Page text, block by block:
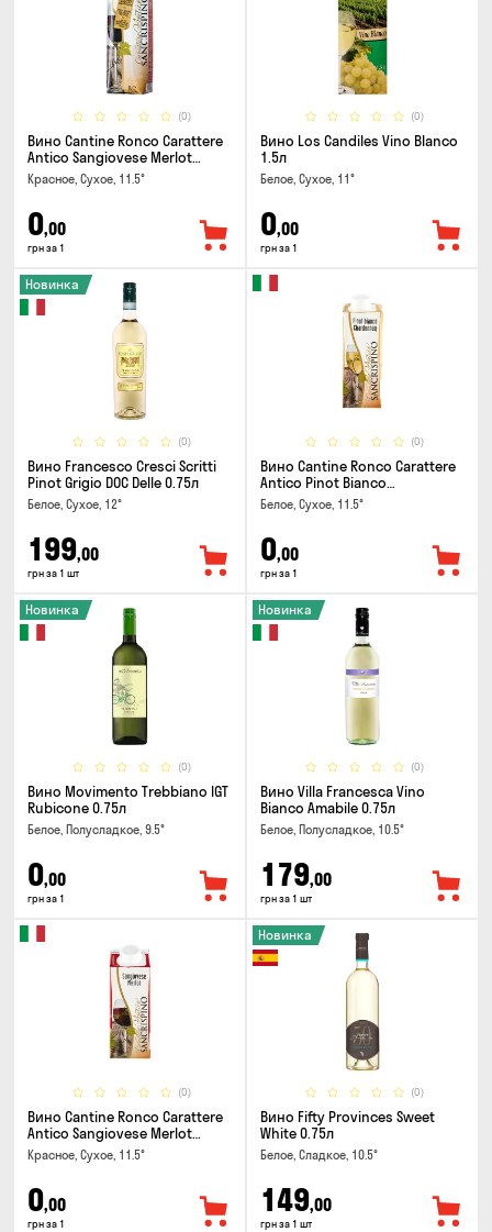
(0)
Вино Cantine Ronco Carattere
Antico Sangiovese Merlot
Rubicone IGT 1л
Красное, Сухое, 11.5°
0,00
грн за 1
(0)
Вино Los Candiles Vino Blanco
1.5л
Белое, Сухое, 11°
0,00
грн за 1
(0)
Новинка
Вино Francesco Cresci Scritti
Pinot Grigio DOC Delle 0.75л
Белое, Сухое, 12°
199,00
грн за 1 шт
(0)
Вино Cantine Ronco Carattere
Antico Pinot Bianco
Chardonnay Rubicone IGT 0.25л
Белое, Сухое, 11.5°
0,00
грн за 1
(0)
Новинка
Вино Movimento Trebbiano IGT
Rubicone 0.75л
Белое, Полусладкое, 9.5°
0,00
грн за 1
(0)
Новинка
Вино Villa Francesca Vino
Bianco Amabile 0.75л
Белое, Полусладкое, 10.5°
179,00
грн за 1 шт
(0)
Вино Cantine Ronco Carattere
Antico Sangiovese Merlot
Rubicone IGT 0.25л
Красное, Сухое, 11.5°
0,00
грн за 1
(0)
Новинка
Вино Fifty Provinces Sweet
White 0.75л
Белое, Сладкое, 10.5°
149,00
грн за 1 шт